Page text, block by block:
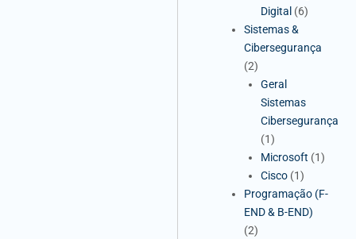
Digital (6)
Sistemas &
Cibersegurança
(2)
Geral
Sistemas
Cibersegurança
(1)
Microsoft (1)
Cisco (1)
Programação (F-
END & B-END)
(2)